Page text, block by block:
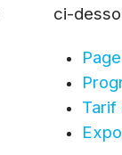
ci-
Tarif